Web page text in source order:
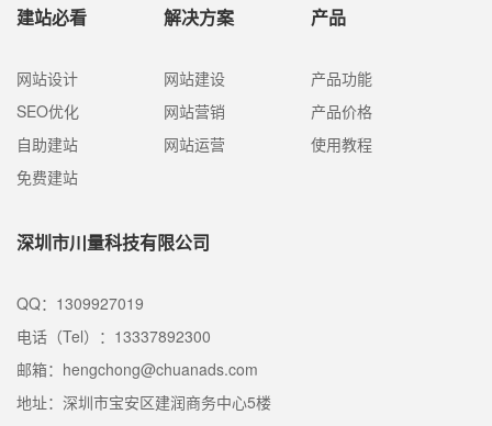
建站必看
网站设计
SEO优化
自助建站
免费建站
解决方案
网站建设
网站营销
网站运营
产品
产品功能
产品价格
使用教程
深圳市川量科技有限公司
QQ：1309927019
电话（Tel）：13337892300
邮箱：hengchong@chuanads.com
地址：深圳市宝安区建润商务中心5楼